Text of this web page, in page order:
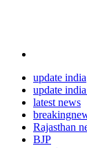
update india
update
latest news
Rajasthan
BJP